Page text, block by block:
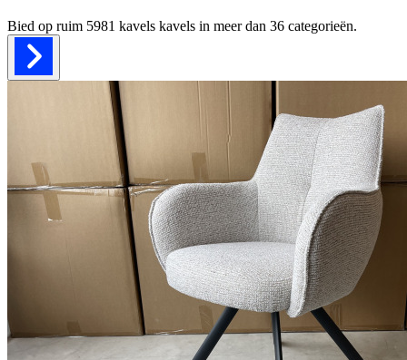
Bied op ruim 5981 kavels kavels in meer dan 36 categorieën.